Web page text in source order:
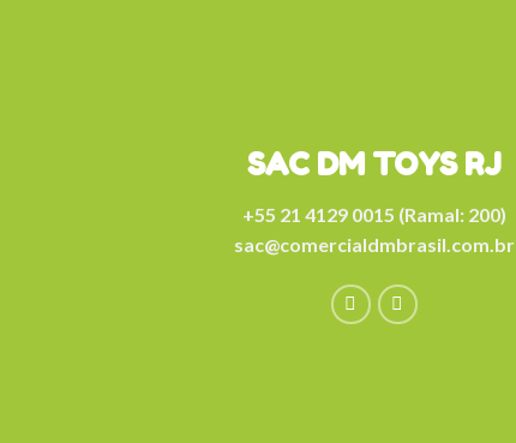
SAC DM TOYS RJ
+55 21 4129 0015 (Ramal: 200)
sac@comercialdmbrasil.com.br